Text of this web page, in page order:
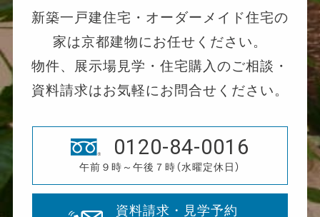
新築一戸建住宅・オーダーメイド住宅の
家は京都建物にお任せください。
物件、展示場見学・住宅購入のご相談・
資料請求はお気軽にお問合せください。
0120-84-0016
午前９時～午後７時（水曜定休日）
資料請求・見学予約